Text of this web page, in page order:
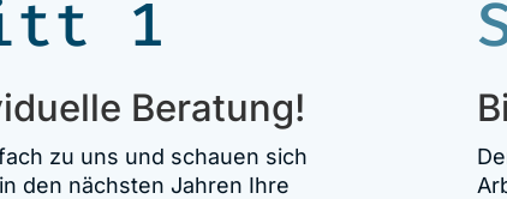
1
Beratung!
zu uns und schauen sich
den nächsten Jahren Ihre